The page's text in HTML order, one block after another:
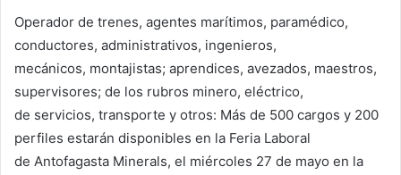
Operador de trenes, agentes marítimos, paramédico,
conductores, administrativos, ingenieros,
mecánicos, montajistas; aprendices, avezados, maestros,
supervisores; de los rubros minero, eléctrico,
de servicios, transporte y otros: Más de 500 cargos y 200
perfiles estarán disponibles en la Feria Laboral
de Antofagasta Minerals, el miércoles 27 de mayo en la